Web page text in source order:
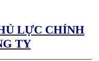
LỰC CHÍNH
TY